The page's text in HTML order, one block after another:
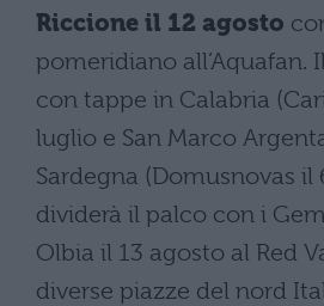
Riccione il 12 agosto
pomeridiano all’Aquafan.
con tappe in Calabria
luglio e San Marco
Sardegna (Domusnovas il
dividerà il palco con i
Olbia il 13 agosto al Red
diverse piazze del nord